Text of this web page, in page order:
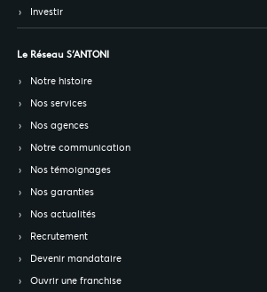
Investir
Le Réseau S’ANTONI
Notre histoire
Nos services
Nos agences
Notre communication
Nos témoignages
Nos garanties
Nos actualités
Recrutement
Devenir mandataire
Ouvrir une franchise